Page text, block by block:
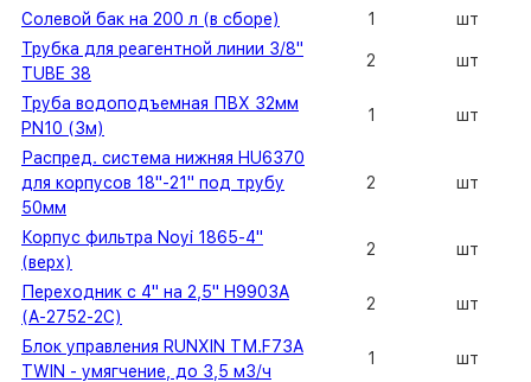
Солевой бак на 200 л (в сборе)
1
шт
Трубка для реагентной линии 3/8"
TUBE 38
2 шт
Труба водоподъемная ПВХ 32мм
PN10 (3м)
1 шт
Распред. система нижняя HU6370
для корпусов 18"-21" под трубу
50мм
2 шт
Корпус фильтра Noyi 1865-4"
(верх)
2 шт
Переходник с 4" на 2,5" H9903A
(A-2752-2C)
2 шт
Блок управления RUNXIN ТМ.F73A
TWIN - умягчение, до 3,5 м3/ч
1 шт